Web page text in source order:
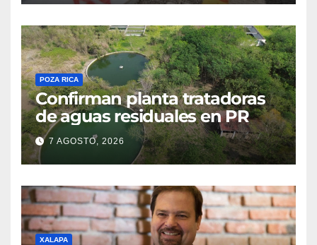
POZA RICA
Confirman planta tratadoras
de aguas residuales en PR
7 AGOSTO, 2026
XALAPA